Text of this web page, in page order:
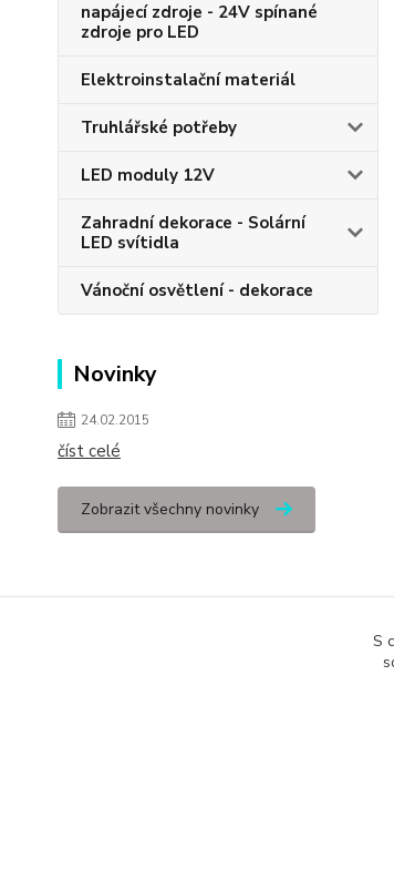
napájecí zdroje - 24V spínané
zdroje pro LED
Elektroinstalační materiál
Truhlářské potřeby
LED moduly 12V
Zahradní dekorace - Solární
LED svítidla
Vánoční osvětlení - dekorace
Novinky
24.02.2015
číst celé
Zobrazit všechny novinky
Podle zákona o evidenci tržeb je prodávající
S